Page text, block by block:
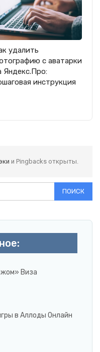
удалить
с аватарки
Яндекс.Про:
инструкция
и Pingbacks открыты.
Виза
в Аллоды Онлайн